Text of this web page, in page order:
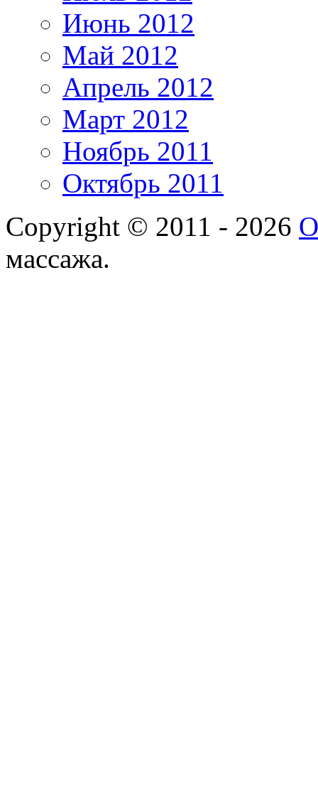
Июнь 2012
Май 2012
Апрель 2012
Март 2012
Ноябрь 2011
Октябрь 2011
Copyright © 2011 - 2026
массажа.